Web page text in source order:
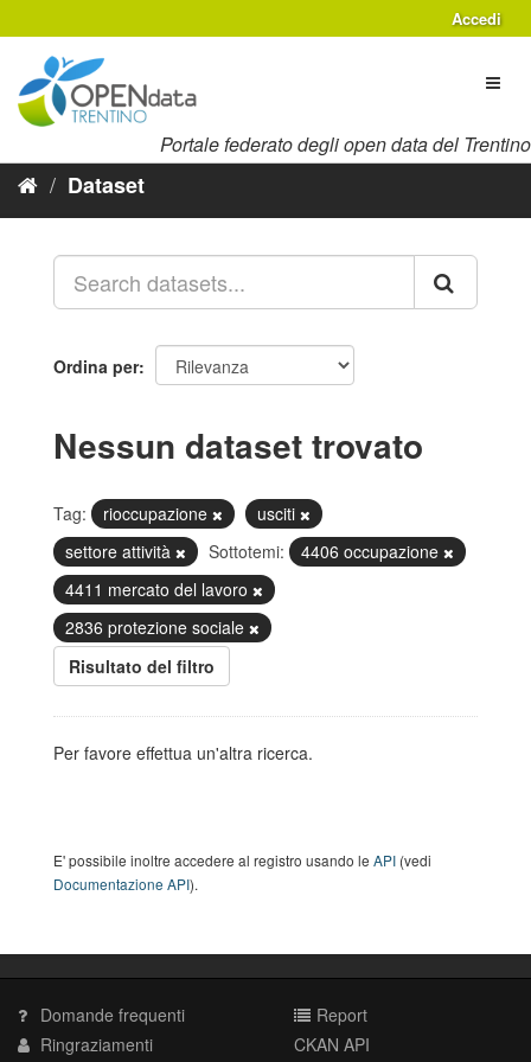
al
contenuto
Accedi
Portale federato degli open data del Trentino
Dataset
Ordina per
Nessun dataset trovato
Tag: rioccupazione
usciti
settore attività
Sottotemi:
4406 occupazione
4411 mercato del lavoro
2836 protezione sociale
Risultato del filtro
Per favore effettua un'altra ricerca.
E' possibile inoltre accedere al registro usando le API (vedi
Documentazione API).
Domande frequenti
Ringraziamenti
Report
CKAN API